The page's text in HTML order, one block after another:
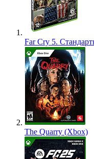
Far Cry 5.
The Quarry (Xbox)